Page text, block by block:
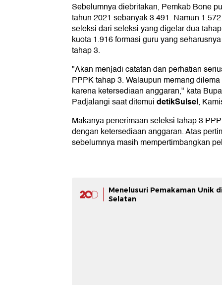
Sebelumnya diebritakan, Pemkab Bone
tahun 2021 sebanyak 3.491. Namun
seleksi dari seleksi yang digelar dua
kuota 1.916 formasi guru yang
tahap 3.
"Akan menjadi catatan dan perhatian
PPPK tahap 3. Walaupun memang
karena ketersediaan anggaran," kata
Padjalangi saat ditemuidetikSulsel,
Makanya penerimaan seleksi tahap 3
dengan ketersediaan anggaran. Atas
sebelumnya masih mempertimbangkan
Menelusuri Pemakaman Unik
Selatan